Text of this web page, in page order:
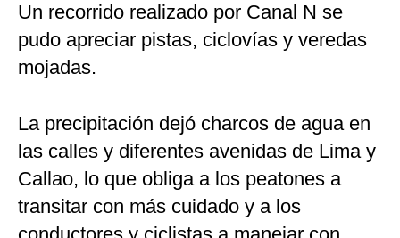
Un recorrido realizado por Canal N se
pudo apreciar pistas, ciclovías y veredas
mojadas.
La precipitación dejó charcos de agua en
las calles y diferentes avenidas de Lima y
Callao, lo que obliga a los peatones a
transitar con más cuidado y a los